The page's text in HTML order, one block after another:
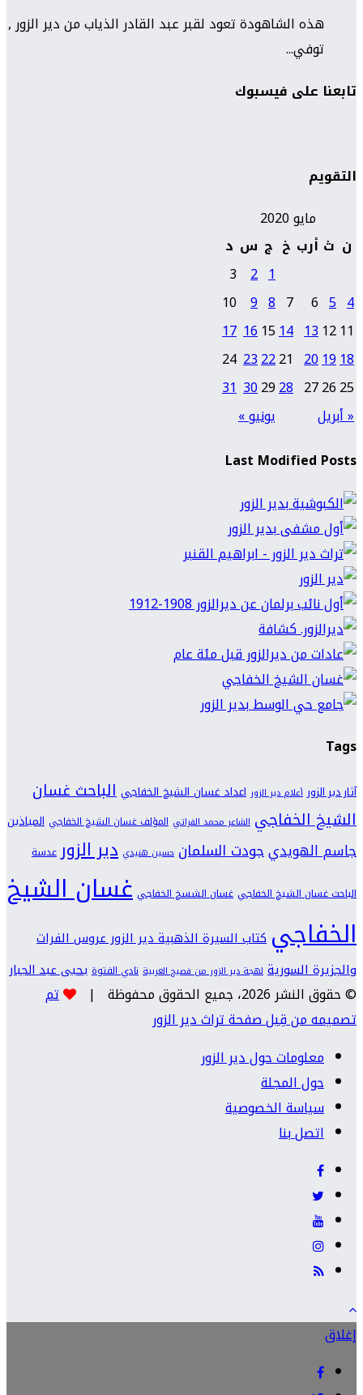
هذه الشاهودة تعود لقبر عبد القادر الذياب من دير الزور ,
توفي...
تابعنا على فيسبوك
التقويم
مايو 2020
ن ث أرب خ ج س د
« أبريل يونيو »
1
2
3
4
5
6
7
8
9
10
11
12
13
14
15
16
17
18
19
20
21
22
23
24
25
26
27
28
29
30
31
Last Modified Posts
Tags
آثار دير الزور أعلام دير الزور اعداد غسان الشيخ الخفاجي الباحث غسان
الشيخ الخفاجي الشاعر محمد الفراتي المؤلف غسان الشيخ الخفاجي المياذين
جاسم الهويديجودت السلمان حسين هنيدي دير الزور عدسة
الباحث غسان الشيخ الخفاجي غسان الشسخ الخفاجي غسان الشيخ
الخفاجي كتاب السيرة الذهبية دير الزور عروس الفرات
والجزيرة السورية لهجة دير الزور من فصيح العربية نادي الفتوة يحيى عبد الجبار
© حقوق النشر 2026، جميع الحقوق محفوظة |
تم
تصميمه من قِبل صفحة تراث دير الزور
معلومات حول دير الزور
حول المجلة
سياسة الخصوصية
اتصل بنا
إغلاق